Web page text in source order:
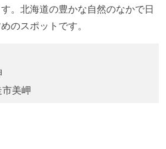
。北海道の豊かな自然のなかで日
のスポットです。
美岬